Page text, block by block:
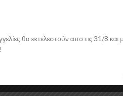
θα εκτελεστούν απο τις 31/8 και